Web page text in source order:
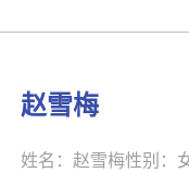
赵雪梅
姓名：赵雪梅性别：